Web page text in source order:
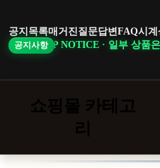
공지목록매거진 질문답변 FAQ시계
공지사항· 일부 상품은 회원 등급
바
로
기